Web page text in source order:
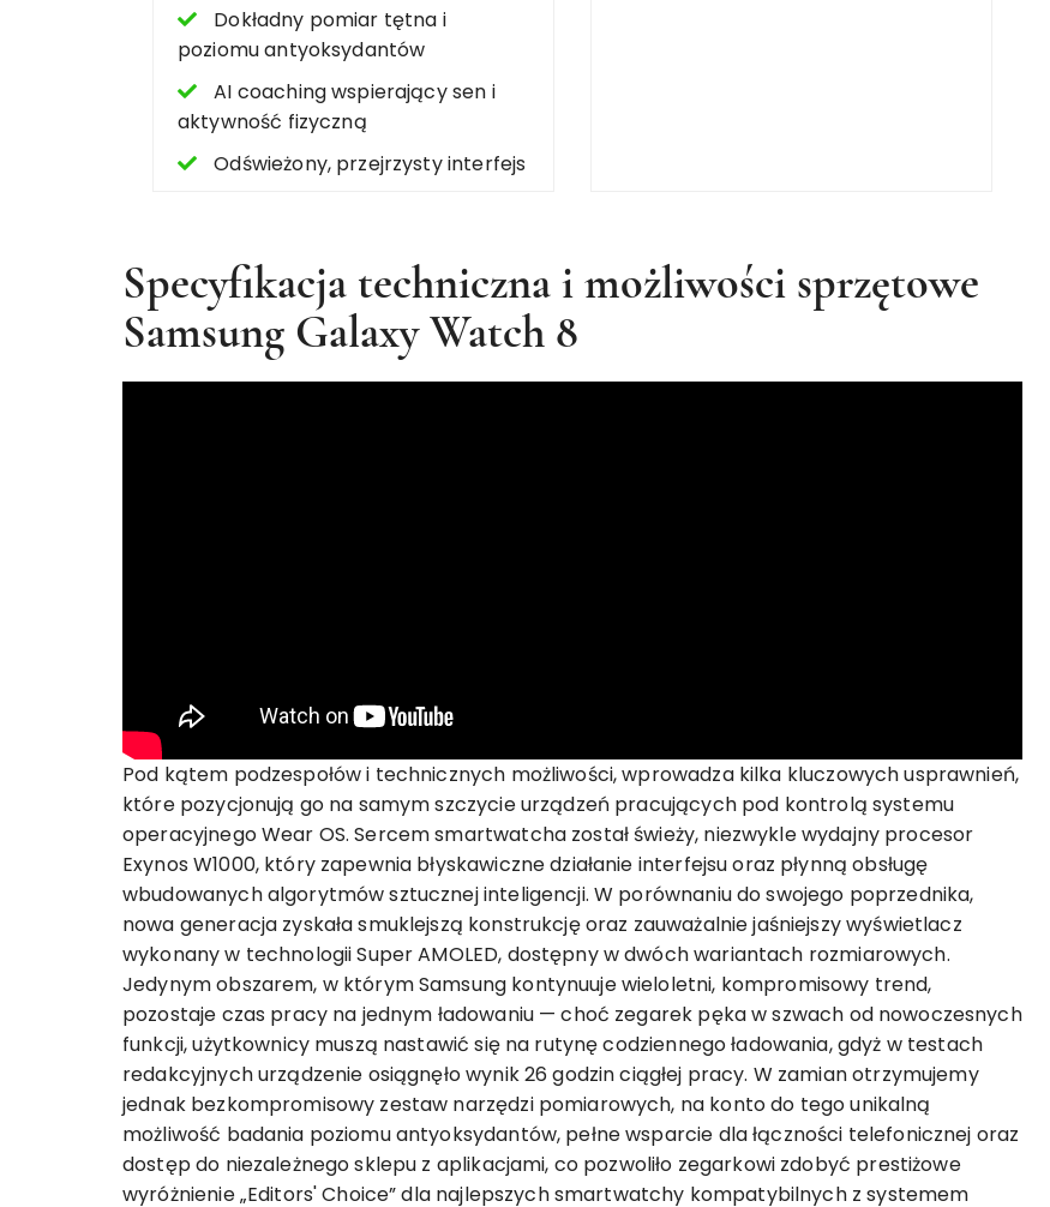
Dokładny pomiar tętna i
poziomu antyoksydantów
AI coaching wspierający sen i
aktywność fizyczną
Odświeżony, przejrzysty interfejs
Specyfikacja techniczna i możliwości sprzętowe
Samsung Galaxy Watch 8
Pod kątem podzespołów i technicznych możliwości, wprowadza kilka kluczowych usprawnień,
które pozycjonują go na samym szczycie urządzeń pracujących pod kontrolą systemu
operacyjnego Wear OS. Sercem smartwatcha został świeży, niezwykle wydajny procesor
Exynos W1000, który zapewnia błyskawiczne działanie interfejsu oraz płynną obsługę
wbudowanych algorytmów sztucznej inteligencji. W porównaniu do swojego poprzednika,
nowa generacja zyskała smuklejszą konstrukcję oraz zauważalnie jaśniejszy wyświetlacz
wykonany w technologii Super AMOLED, dostępny w dwóch wariantach rozmiarowych.
Jedynym obszarem, w którym Samsung kontynuuje wieloletni, kompromisowy trend,
pozostaje czas pracy na jednym ładowaniu — choć zegarek pęka w szwach od nowoczesnych
funkcji, użytkownicy muszą nastawić się na rutynę codziennego ładowania, gdyż w testach
redakcyjnych urządzenie osiągnęło wynik 26 godzin ciągłej pracy. W zamian otrzymujemy
jednak bezkompromisowy zestaw narzędzi pomiarowych, na konto do tego unikalną
możliwość badania poziomu antyoksydantów, pełne wsparcie dla łączności telefonicznej oraz
dostęp do niezależnego sklepu z aplikacjami, co pozwoliło zegarkowi zdobyć prestiżowe
wyróżnienie „Editors' Choice” dla najlepszych smartwatchy kompatybilnych z systemem